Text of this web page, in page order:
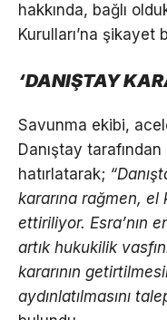
hakkında, bağlı
Kurulları’na şikayet
‘DANIŞTAY
Savunma ekibi,
Danıştay
hatırlatarak;
kararına rağmen, el
ettiriliyor. Esra’nın
artık hukukilik
kararının
aydınlatılmasını